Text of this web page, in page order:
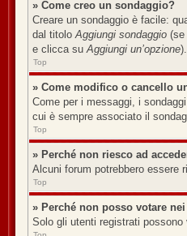
» Come creo un sondaggio?
Creare un sondaggio è facile:
dal titoloAggiungi sondaggio (se
e clicca suAggiungi un’opzione
Top
» Come modifico o cancello
Come per i messaggi, i
cui è sempre associato il
Top
» Perché non riesco ad
Alcuni forum potrebbero essere
Top
» Perché non posso votare
Solo gli utenti registrati